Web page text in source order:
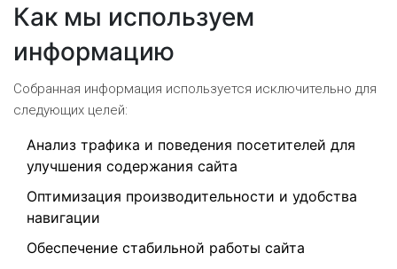
Как мы используем
информацию
Собранная информация используется исключительно для
следующих целей:
Анализ трафика и поведения посетителей для
улучшения содержания сайта
Оптимизация производительности и удобства
навигации
Обеспечение стабильной работы сайта